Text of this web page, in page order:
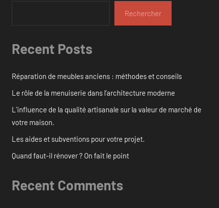
Rechercher
Recent Posts
Réparation de meubles anciens : méthodes et conseils
Le rôle de la menuiserie dans l’architecture moderne
L’influence de la qualité artisanale sur la valeur de marché de
votre maison.
Les aides et subventions pour votre projet.
Quand faut-il rénover ? On fait le point
Recent Comments